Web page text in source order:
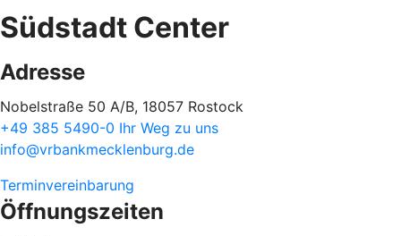
Südstadt Center
Adresse
Nobelstraße 50 A/B, 18057 Rostock
+49 385 5490-0 Ihr Weg zu uns
info@vrbankmecklenburg.de
Terminvereinbarung
Öffnungszeiten